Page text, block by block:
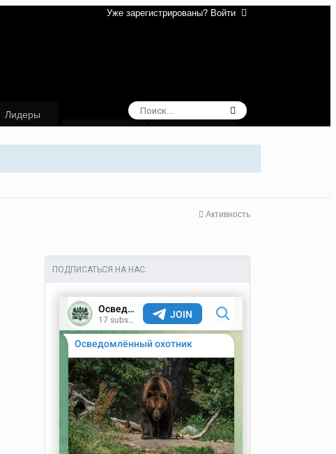
Уже зарегистрированы? Войти
Лидеры
Активность
ПОДПИСАТЬСЯ НА НАС: